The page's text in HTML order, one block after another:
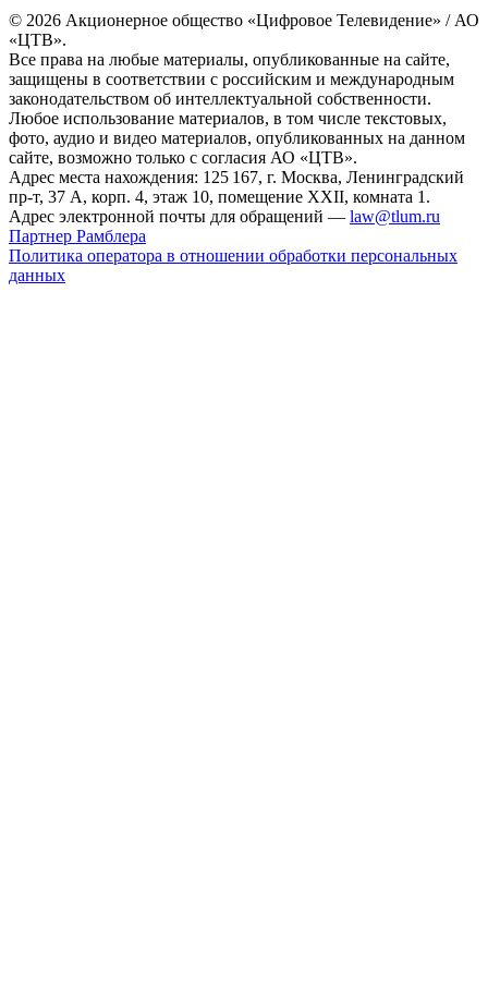
© 2026 Акционерное общество «Цифровое Телевидение» / АО
«ЦТВ».
Все права на любые материалы, опубликованные на сайте,
защищены в соответствии с российским и международным
законодательством об интеллектуальной собственности.
Любое использование материалов, в том числе текстовых,
фото, аудио и видео материалов, опубликованных на данном
сайте, возможно только с согласия АО «ЦТВ».
Адрес места нахождения: 125 167, г. Москва, Ленинградский
пр-т, 37 А, корп. 4, этаж 10, помещение XXII, комната 1.
Адрес электронной почты для обращений — law@tlum.ru
Партнер Рамблера
Политика оператора в отношении обработки персональных
данных